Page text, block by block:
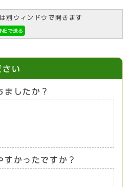
別ウィンドウで開きます
さい
ましたか？
すかったですか？